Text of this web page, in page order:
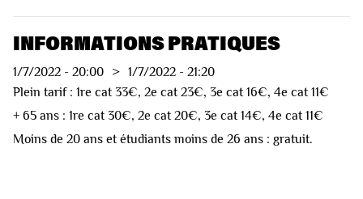
INFORMATIONS PRATIQUES
1/7/2022 - 20:00 > 1/7/2022 - 21:20
Plein tarif : 1re cat 33€, 2e cat 23€, 3e cat 16€, 4e cat 11€
+ 65 ans : 1re cat 30€, 2e cat 20€, 3e cat 14€, 4e cat 11€
Moins de 20 ans et étudiants moins de 26 ans : gratuit.